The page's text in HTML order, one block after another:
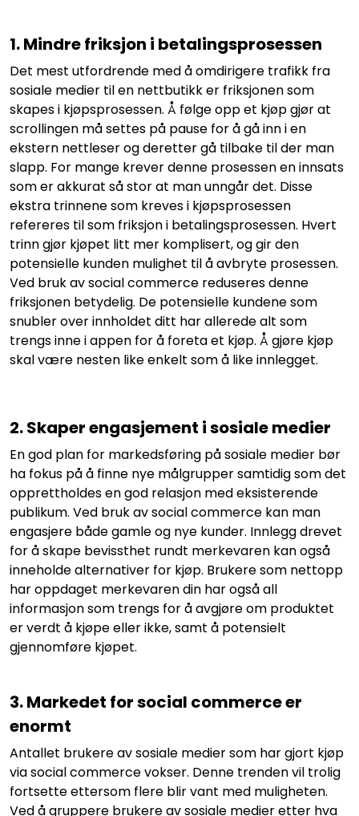
1. Mindre friksjon i betalingsprosessen
Det mest utfordrende med å omdirigere trafikk fra
sosiale medier til en nettbutikk er friksjonen som
skapes i kjøpsprosessen. Å følge opp et kjøp gjør at
scrollingen må settes på pause for å gå inn i en
ekstern nettleser og deretter gå tilbake til der man
slapp. For mange krever denne prosessen en innsats
som er akkurat så stor at man unngår det. Disse
ekstra trinnene som kreves i kjøpsprosessen
refereres til som friksjon i betalingsprosessen. Hvert
trinn gjør kjøpet litt mer komplisert, og gir den
potensielle kunden mulighet til å avbryte prosessen.
Ved bruk av social commerce reduseres denne
friksjonen betydelig. De potensielle kundene som
snubler over innholdet ditt har allerede alt som
trengs inne i appen for å foreta et kjøp. Å gjøre kjøp
skal være nesten like enkelt som å like innlegget.
2. Skaper engasjement i sosiale medier
En god plan for markedsføring på sosiale medier bør
ha fokus på å finne nye målgrupper samtidig som det
opprettholdes en god relasjon med eksisterende
publikum. Ved bruk av social commerce kan man
engasjere både gamle og nye kunder. Innlegg drevet
for å skape bevissthet rundt merkevaren kan også
inneholde alternativer for kjøp. Brukere som nettopp
har oppdaget merkevaren din har også all
informasjon som trengs for å avgjøre om produktet
er verdt å kjøpe eller ikke, samt å potensielt
gjennomføre kjøpet.
3. Markedet for social commerce er
enormt
Antallet brukere av sosiale medier som har gjort kjøp
via social commerce vokser. Denne trenden vil trolig
fortsette ettersom flere blir vant med muligheten.
Ved å gruppere brukere av sosiale medier etter hva